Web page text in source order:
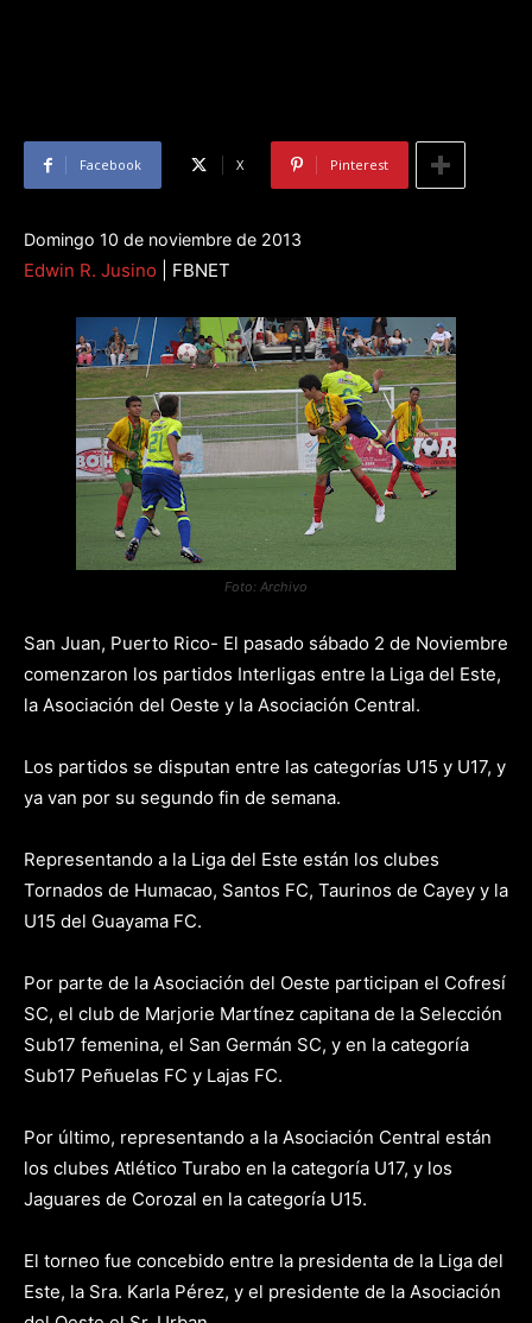
Facebook X Pinterest
Domingo 10 de noviembre de 2013
Edwin R. Jusino | FBNET
Foto: Archivo
San Juan, Puerto Rico- El pasado sábado 2 de Noviembre
comenzaron los partidos Interligas entre la Liga del Este,
la Asociación del Oeste y la Asociación Central.
Los partidos se disputan entre las categorías U15 y U17, y
ya van por su segundo fin de semana.
Representando a la Liga del Este están los clubes
Tornados de Humacao, Santos FC, Taurinos de Cayey y la
U15 del Guayama FC.
Por parte de la Asociación del Oeste participan el Cofresí
SC, el club de Marjorie Martínez capitana de la Selección
Sub17 femenina, el San Germán SC, y en la categoría
Sub17 Peñuelas FC y Lajas FC.
Por último, representando a la Asociación Central están
los clubes Atlético Turabo en la categoría U17, y los
Jaguares de Corozal en la categoría U15.
El torneo fue concebido entre la presidenta de la Liga del
Este, la Sra. Karla Pérez, y el presidente de la Asociación